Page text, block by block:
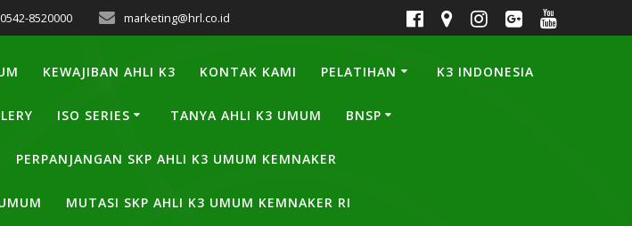
8520000 marketing@hrl.co.id
KEWAJIBAN AHLI K3 KONTAK KAMI PELATIHAN K3 INDONESIA
ISO SERIES TANYA AHLI K3 UMUM BNSP
PERPANJANGAN SKP AHLI K3 UMUM KEMNAKER
MUTASI SKP AHLI K3 UMUM KEMNAKER RI